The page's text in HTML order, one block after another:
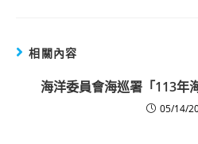
相關內容
海洋委員會海巡署「113年
05/14/